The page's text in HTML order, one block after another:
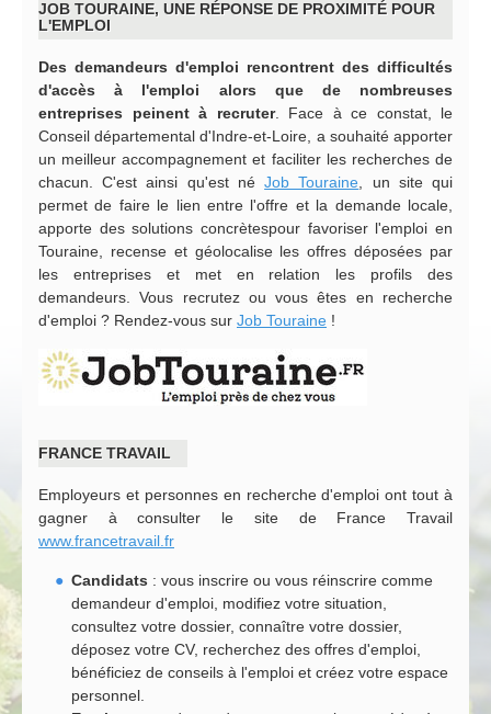
JOB TOURAINE, UNE RÉPONSE DE PROXIMITÉ POUR
L'EMPLOI
Des demandeurs d'emploi rencontrent des difficultés
d'accès à l'emploi alors que de nombreuses
entreprises peinent à recruter. Face à ce constat, le
Conseil départemental d'Indre-et-Loire, a souhaité apporter
un meilleur accompagnement et faciliter les recherches de
chacun. C'est ainsi qu'est néJob Touraine, un site qui
permet de faire le lien entre l'offre et la demande locale,
apporte des solutions concrètespour favoriser l'emploi en
Touraine, recense et géolocalise les offres déposées par
les entreprises et met en relation les profils des
demandeurs. Vous recrutez ou vous êtes en recherche
d'emploi ? Rendez-vous sur Job Touraine !
FRANCE TRAVAIL
Employeurs et personnes en recherche d'emploi ont tout à
gagner à consulter le site de France Travail
www.francetravail.fr
Candidats : vous inscrire ou vous réinscrire comme
demandeur d'emploi, modifiez votre situation,
consultez votre dossier, connaître votre dossier,
déposez votre CV, recherchez des offres d'emploi,
bénéficiez de conseils à l'emploi et créez votre espace
personnel.